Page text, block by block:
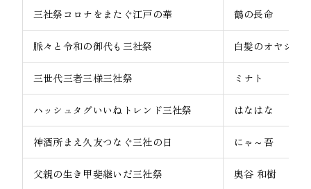
三社祭コロナをまたぐ江戸の華 鶴の長命
脈々と令和の御代も三社祭 白髪のオヤジ
三世代三者三様三社祭 ミナト
ハッシュタグいいねトレンド三社祭 はなはな
神酒所まえ久友つなぐ三社の日 にゃ～吾
父親の生き甲斐継いだ三社祭 奥谷 和樹